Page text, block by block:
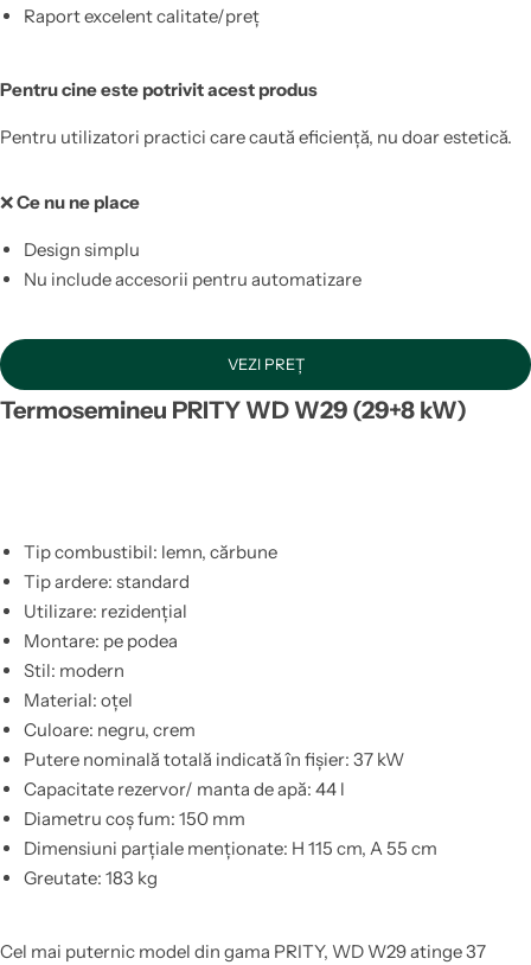
Raport excelent calitate/preț
Pentru cine este potrivit acest produs
Pentru utilizatori practici care caută eficiență, nu doar estetică.
❌Ce nu ne place
Design simplu
Nu include accesorii pentru automatizare
VEZI PREȚ
Termosemineu PRITY WD W29 (29+8 kW)
Tip combustibil: lemn, cărbune
Tip ardere: standard
Utilizare: rezidențial
Montare: pe podea
Stil: modern
Material: oțel
Culoare: negru, crem
Putere nominală totală indicată în fișier: 37 kW
Capacitate rezervor/ manta de apă: 44 l
Diametru coș fum: 150 mm
Dimensiuni parțiale menționate: H 115 cm, A 55 cm
Greutate: 183 kg
Cel mai puternic model din gama PRITY, WD W29 atinge 37